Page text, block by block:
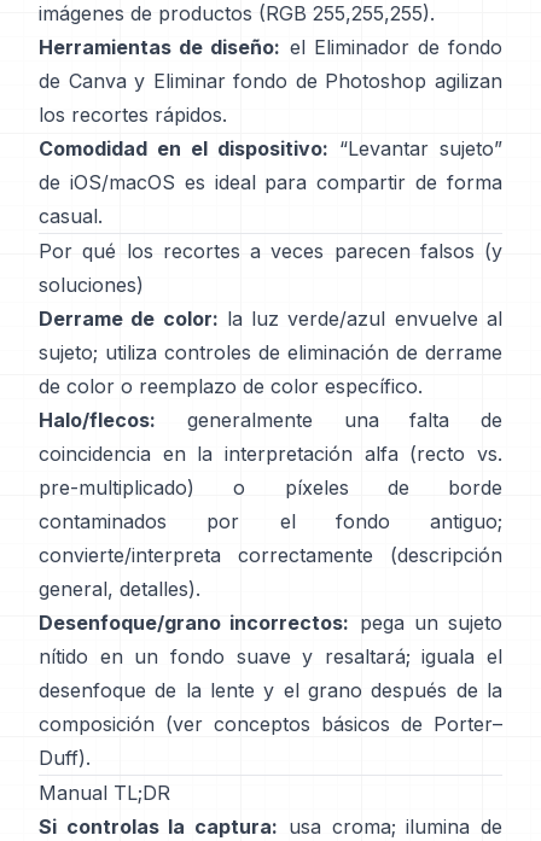
imágenes de productos (RGB 255,255,255).
Herramientas de diseño: el Eliminador de fondo
de Canva y Eliminar fondo de Photoshop agilizan
los recortes rápidos.
Comodidad en el dispositivo: “Levantar sujeto”
de iOS/macOS es ideal para compartir de forma
casual.
Por qué los recortes a veces parecen falsos (y
soluciones)
Derrame de color: la luz verde/azul envuelve al
sujeto; utiliza controles de eliminación de derrame
de color o reemplazo de color específico.
Halo/flecos: generalmente una falta de
coincidencia en la interpretación alfa (recto vs.
pre-multiplicado) o píxeles de borde
contaminados por el fondo antiguo;
convierte/interpreta correctamente
(descripción
general, detalles).
Desenfoque/grano incorrectos: pega un sujeto
nítido en un fondo suave y resaltará; iguala el
desenfoque de la lente y el grano después de la
composición (ver conceptos básicos de Porter–
Duff).
Manual TL;DR
Si controlas la captura: usa croma; ilumina de